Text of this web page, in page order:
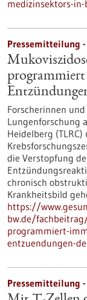
medizinsektors-in-
Pressemitteilung -
Forscherinnen
Lungenforschung
Heidelberg
die Verstopfung
chronisch
Krankheitsbild
https://
bw.de/
programmiert-
entzuendungen-
Pressemitteilung -